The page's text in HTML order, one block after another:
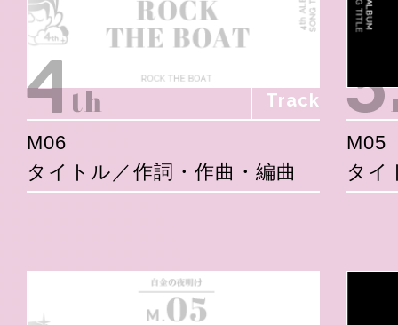
Track
M06
タイトル／作詞・作曲・編曲
M05
タイ